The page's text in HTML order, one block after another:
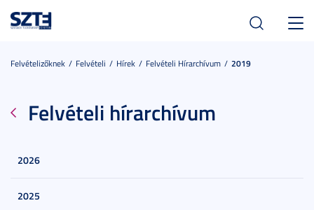
Felvételizőknek Felvételi Hírek Felvételi Hírarchívum 2019
Felvételi hírarchívum
2026
2025